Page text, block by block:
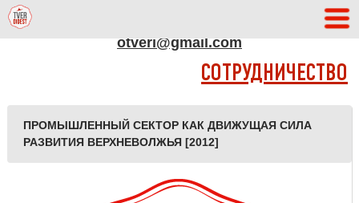
otveri@gmail.com
СОТРУДНИЧЕСТВО
ПРОМЫШЛЕННЫЙ СЕКТОР КАК ДВИЖУЩАЯ СИЛА
РАЗВИТИЯ ВЕРХНЕВОЛЖЬЯ [2012]